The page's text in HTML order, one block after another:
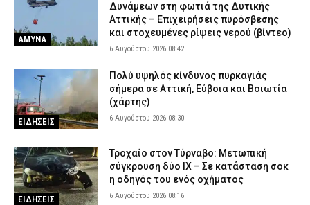
ΑΜΥΝΑ
Δυνάμεων στη φωτιά της Δυτικής
Αττικής – Επιχειρήσεις πυρόσβεσης
και στοχευμένες ρίψεις νερού (βίντεο)
6 Αυγούστου 2026 08:42
ΕΙΔΗΣΕΙΣ
Πολύ υψηλός κίνδυνος πυρκαγιάς
σήμερα σε Αττική, Εύβοια και Βοιωτία
(χάρτης)
6 Αυγούστου 2026 08:30
ΕΙΔΗΣΕΙΣ
Τροχαίο στον Τύρναβο: Μετωπική
σύγκρουση δύο ΙΧ – Σε κατάσταση σοκ
η οδηγός του ενός οχήματος
6 Αυγούστου 2026 08:16